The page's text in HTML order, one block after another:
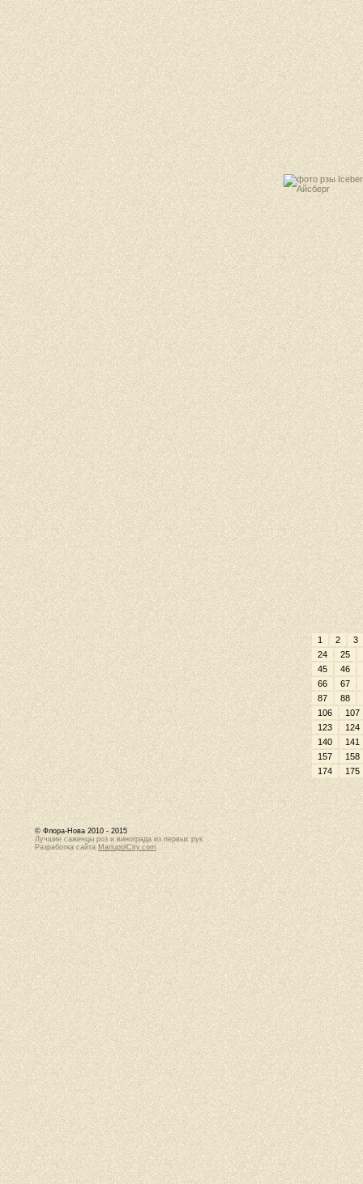
1 2
3
24
25
45
46
66
67
87
88
106
107
123
124
140
141
157
158
174
175
© Флора-Нова 2010 - 2015
Лучшие саженцы роз и винограда из первых рук
Разработка сайта MariupolCity.com